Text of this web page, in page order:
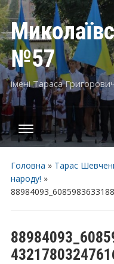
№57
імені Тараса
Головна » Тарас
народу! »